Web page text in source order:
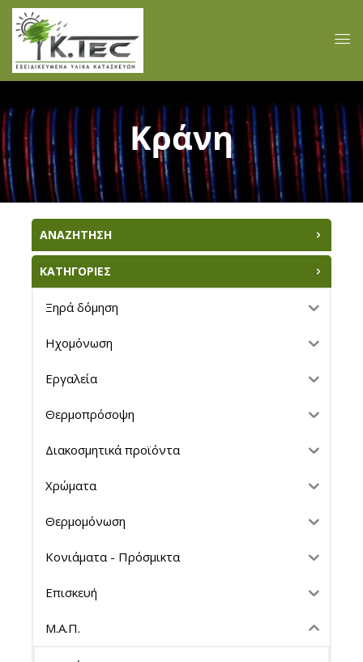
Κράνη
ΑΝΑΖΗΤΗΣΗ
ΚΑΤΗΓΟΡΙΕΣ
Ξηρά δόμηση
Ηχομόνωση
Εργαλεία
Θερμοπρόσοψη
Διακοσμητικά προϊόντα
Χρώματα
Θερμομόνωση
Κονιάματα - Πρόσμικτα
Επισκευή
Μ.Α.Π.